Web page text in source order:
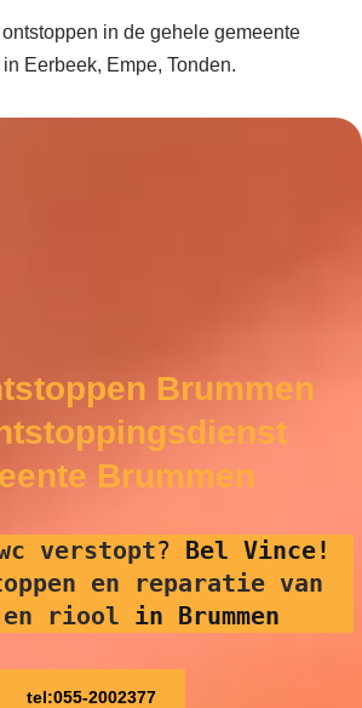
in de gehele gemeente
Eerbeek, Empe, Tonden.
Brummen
Brummen
verstopt? Bel Vince!
en reparatie van
riool in Brummen
tel:055-2002377